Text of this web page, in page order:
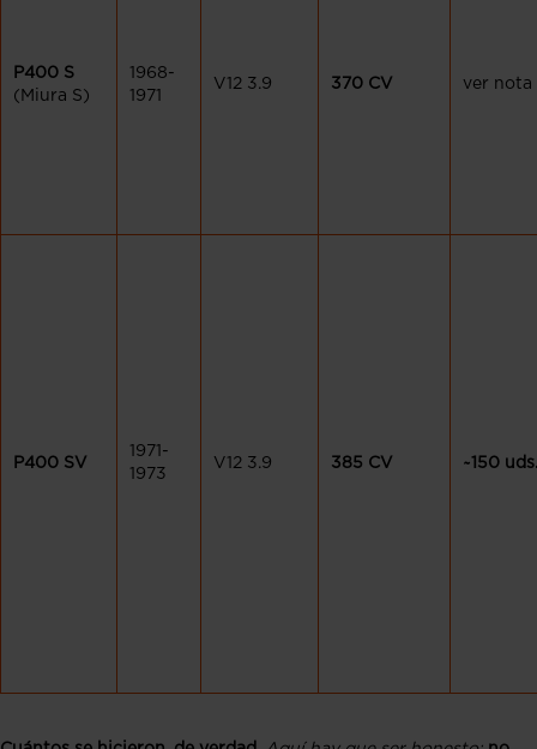
P400 S
(Miura S)
1968-
1971
V12 3.9 370 CV ver nota
P400 SV
1971-
1973
V12 3.9 385 CV ~150 uds.